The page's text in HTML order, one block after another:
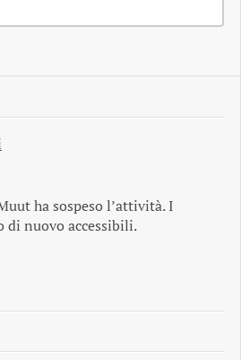
ha sospeso l’attività. I
di nuovo accessibili.